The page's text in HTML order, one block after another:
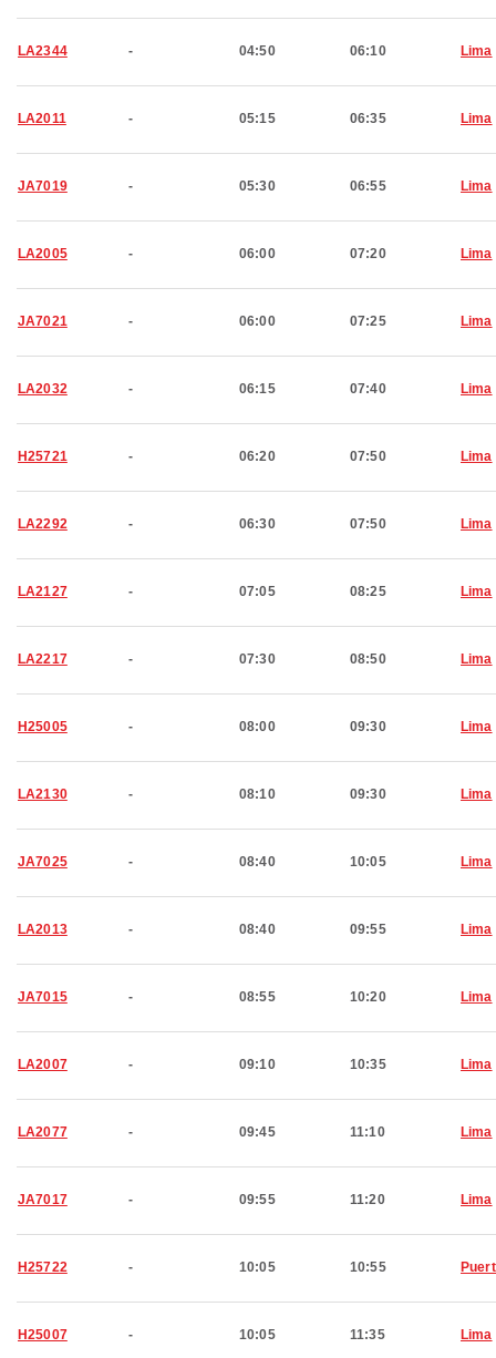
LA2344 - 04:50 06:10 Lima
LA2011 - 05:15 06:35 Lima
JA7019 - 05:30 06:55 Lima
LA2005 - 06:00 07:20 Lima
JA7021 - 06:00 07:25 Lima
LA2032 - 06:15 07:40 Lima
H25721 - 06:20 07:50 Lima
LA2292 - 06:30 07:50 Lima
LA2127 - 07:05 08:25 Lima
LA2217 - 07:30 08:50 Lima
H25005 - 08:00 09:30 Lima
LA2130 - 08:10 09:30 Lima
JA7025 - 08:40 10:05 Lima
LA2013 - 08:40 09:55 Lima
JA7015 - 08:55 10:20 Lima
LA2007 - 09:10 10:35 Lima
LA2077 - 09:45 11:10 Lima
JA7017 - 09:55 11:20 Lima
H25722 - 10:05 10:55
H25007 - 10:05 11:35 Lima